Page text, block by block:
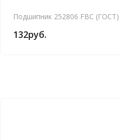
Подшипник 252806 FBC (ГОСТ)
132руб.